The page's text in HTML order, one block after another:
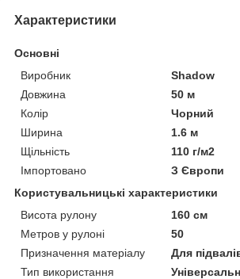
Характеристики
Основні
Виробник
Shadow
Довжина
50 м
Колір
Чорний
Ширина
1.6 м
Щільність
110 г/м2
Імпортовано
З Європи
Користувальницькі характеристики
Висота рулону
160 см
Метров у рулоні
50
Призначення матеріалу
Для
Тип використання